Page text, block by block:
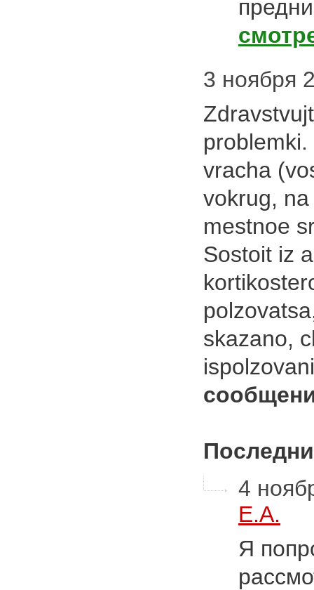
3 ноября
vracha
vokrug,
mestnoe
Sostoit iz
skazano,
4
Е.А.
Я